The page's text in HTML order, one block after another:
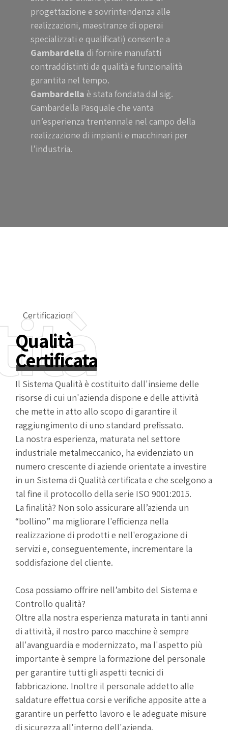
progettazione e sovrintendenza alle
realizzazioni, maestranze di operai
specializzati e qualificati) consente a
Gambardella di fornire manufatti
contraddistinti da qualità e funzionalità
garantita nel tempo.
Gambardella è stata fondata dal sig.
Gambardella Pasquale che vanta
un’esperienza trentennale nel campo della
realizzazione di impianti e macchinari per
l’industria.
Certificazioni
Qualità
Certificata
Il Sistema Qualità è costituito dall'insieme delle
risorse di cui un'azienda dispone e delle attività
che mette in atto allo scopo di garantire il
raggiungimento di uno standard prefissato.
La nostra esperienza, maturata nel settore
industriale metalmeccanico, ha evidenziato un
numero crescente di aziende orientate a investire
in un Sistema di Qualità certificata e che scelgono a
tal fine il protocollo della serie ISO 9001:2015.
La finalità? Non solo assicurare all’azienda un
“bollino” ma migliorare l'efficienza nella
realizzazione di prodotti e nell'erogazione di
servizi e, conseguentemente, incrementare la
soddisfazione del cliente.
Cosa possiamo offrire nell’ambito del Sistema e
Controllo qualità?
Oltre alla nostra esperienza maturata in tanti anni
di attività, il nostro parco macchine è sempre
all'avanguardia e modernizzato, ma l'aspetto più
importante è sempre la formazione del personale
per garantire tutti gli aspetti tecnici di
fabbricazione. Inoltre il personale addetto alle
saldature effettua corsi e verifiche apposite atte a
garantire un perfetto lavoro e le adeguate misure
di sicurezza all'interno dell'azienda.